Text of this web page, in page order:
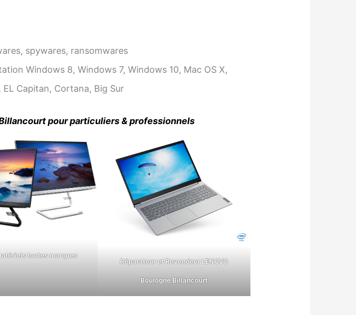
spywares, ransomwares
Windows 8, Windows 7, Windows 10, Mac OS X,
Capitan, Cortana, Big Sur
pour particuliers & professionnels
toutes marques
Réparateur et Revendeur LENOVO
Boulogne Billancourt